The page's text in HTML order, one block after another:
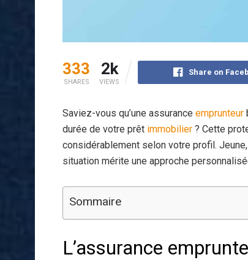
333
SHARES
2k
VIEWS
Share on
Saviez-vous qu’une assurance emprunteur
durée de votre prêt immobilier ? Cette
considérablement selon votre profil.
situation mérite une approche
Sommaire
L’assurance